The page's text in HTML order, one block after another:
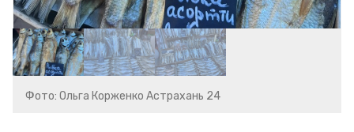
Фото: Ольга Корженко Астрахань 24